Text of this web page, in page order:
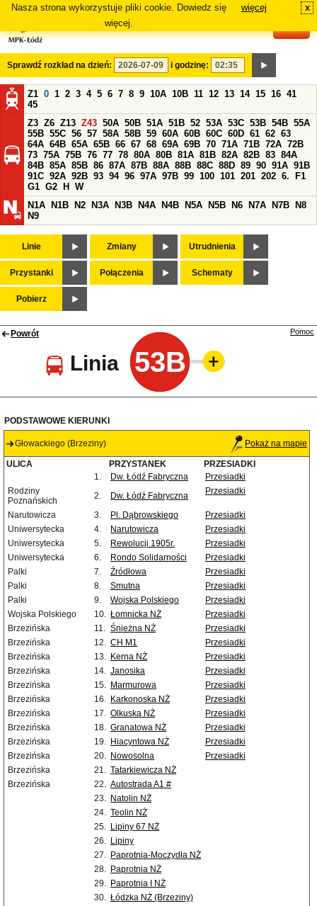
Nasza strona wykorzystuje pliki cookie. Dowiedz się
więcej.
więcej x
Sprawdź rozkład na dzień: i godzinę:
Z1 0 1 2 3 4 5 6 7 8 9 10A 10B 11 12 13 14 15 16 41
45
Z3 Z6 Z13 Z43 50A 50B 51A 51B 52 53A 53C 53B 54B 55A
55B 55C 56 57 58A 58B 59 60A 60B 60C 60D 61 62 63
64A 64B 65A 65B 66 67 68 69A 69B 70 71A 71B 72A 72B
73 75A 75B 76 77 78 80A 80B 81A 81B 82A 82B 83 84A
84B 85A 85B 86 87A 87B 88A 88B 88C 88D 89 90 91A 91B
91C 92A 92B 93 94 96 97A 97B 99 100 101 201 202 6.
F1
G1 G2 H
W
N1A
N1B N2 N3A N3B N4A N4B N5A N5B N6 N7A N7B
N8
N9
Linie Zmiany Utrudnienia
Przystanki Połączenia Schematy
Pobierz
Powrót
Linia 53B
Pomoc
PODSTAWOWE KIERUNKI
Głowackiego (Brzeziny) Pokaż na mapie
ULICA PRZYSTANEK
PRZESIADKI
1.
Dw. Łódź Fabryczna
Przesiadki
Rodziny
Poznańskich
2. Dw. Łódź Fabryczna Przesiadki
Narutowicza 3. Pl. Dąbrowskiego
Przesiadki
Uniwersytecka
4. Narutowicza
Przesiadki
Uniwersytecka
5. Rewolucji 1905r.
Przesiadki
Uniwersytecka
6. Rondo Solidarności
Przesiadki
Palki
7. Źródłowa
Przesiadki
Palki
8. Smutna
Przesiadki
Palki
9. Wojska Polskiego
Przesiadki
Wojska Polskiego
10. Łomnicka NŻ
Przesiadki
Brzezińska
11. Śnieżna NŻ
Przesiadki
Brzezińska
12. CH M1
Przesiadki
Brzezińska
13. Kerna NŻ
Przesiadki
Brzezińska
14. Janosika
Przesiadki
Brzezińska
15. Marmurowa
Przesiadki
Brzezińska
16. Karkonoska NŻ
Przesiadki
Brzezińska
17. Olkuska NŻ
Przesiadki
Brzezińska
18. Granatowa NŻ
Przesiadki
Brzezińska
19. Hiacyntowa NŻ
Przesiadki
Brzezińska
20. Nowosolna
Przesiadki
Brzezińska
21. Tatarkiewicza NŻ
Brzezińska
22. Autostrada A1 #
23. Natolin NŻ
24. Teolin NŻ
25. Lipiny 67 NŻ
26. Lipiny
27. Paprotnia-Moczydła NŻ
28. Paprotnia NŻ
29. Paprotnia I NŻ
30. Łódzka NŻ (Brzeziny)